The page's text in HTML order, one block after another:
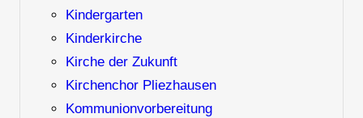
Kindergarten
Kinderkirche
Kirche der Zukunft
Kirchenchor Pliezhausen
Kommunionvorbereitung